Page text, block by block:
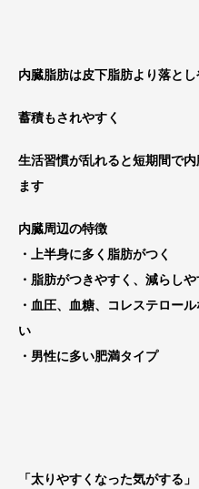
内臓脂肪は皮下脂肪より落と
蓄積もされやすく
生活習慣が乱れると短期間で
ます
内臓周辺の特徴
・上半身に多く脂肪がつく
・脂肪がつきやすく、減らし
・血圧、血糖、コレステロー
い
・男性に多い肥満タイプ
「太りやすくなった気がする」